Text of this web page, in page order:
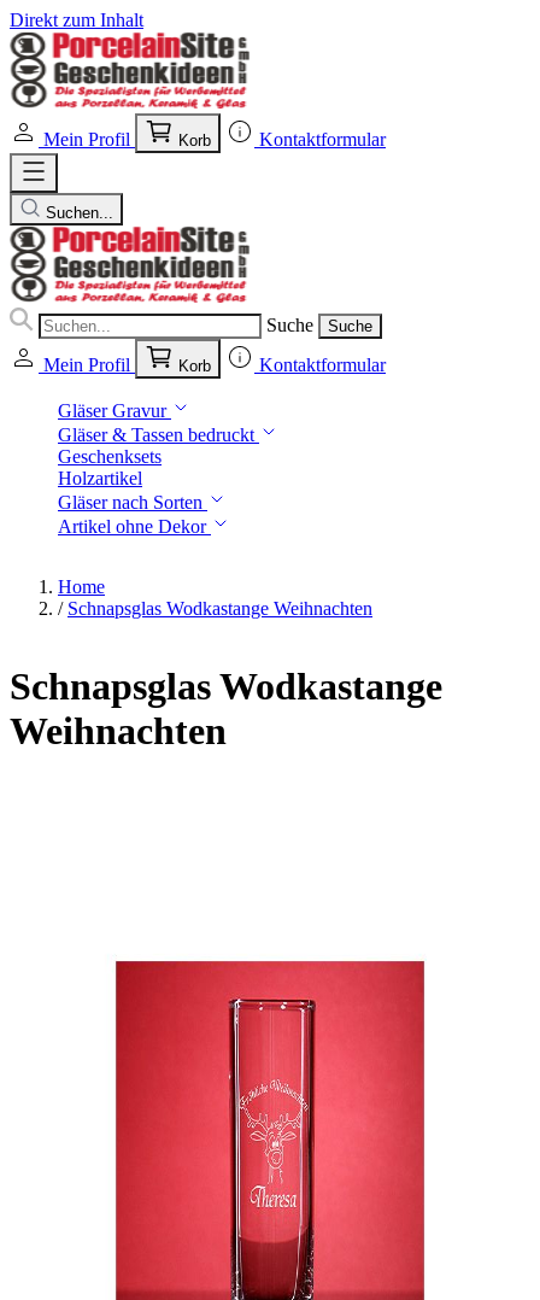
Direkt zum Inhalt
Mein Profil Korb Kontaktformular
Suchen...
Suche Suche
Mein Profil Korb Kontaktformular
Gläser Gravur
Gläser & Tassen bedruckt
Geschenksets
Holzartikel
Gläser nach Sorten
Artikel ohne Dekor
Home
/ Schnapsglas Wodkastange Weihnachten
Schnapsglas Wodkastange
Weihnachten